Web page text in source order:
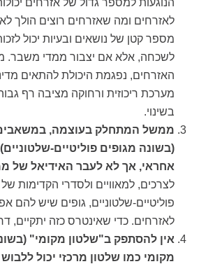
הנוגעות למספר גדול של אזרחים
לאזרחים ומה שאזרחים רוצים הולך
מספר קטן של נושאים ובעיות יכול
לשכחה, אלא אם יצבור ממדי משבר.
האזרחים, נפגמת היכולת להתאים
מערכת ריכוזית ורחוקה מציבה רף
בשינוי.
ממשל המתחלק בעוצמה, במשאבים,
(בשונה מגופים פוליטיים-
אחראי, אך לא לעבר האידיאל של
לצרכים, למאוויים ולסדרי הקדימות
פוליטיים-שלטוניים, גופים שיש להם
לאזרחים. כדי שאינטרס כזה יתקיים,
אין להסתפק ב"שלטון מקומי"
מקומי כמו שלטון מרכזי יכול